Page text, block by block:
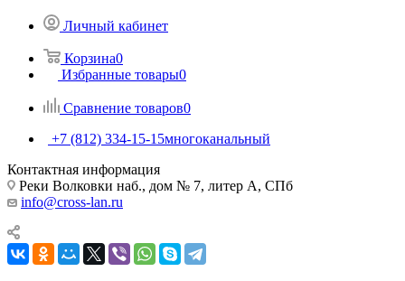
Личный кабинет
Корзина0
Избранные товары0
Сравнение товаров0
+7 (812) 334-15-15многоканальный
Контактная информация
Реки Волковки наб., дом № 7, литер А, СПб
info@cross-lan.ru